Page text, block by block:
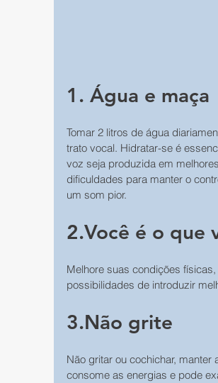
1. Água e maça
Tomar 2 litros de água
trato vocal. Hidratar-se é
voz seja produzida em
dificuldades para manter o
um som pior.
2.Você é o que
Melhore suas condições
possibilidades de introduzir
3.Não grite
Não gritar ou cochichar,
consome as energias e pode